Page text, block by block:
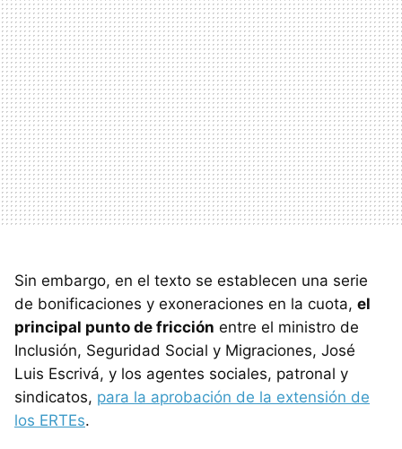
Sin embargo, en el texto se establecen una serie
de bonificaciones y exoneraciones en la cuota, el
principal punto de fricción entre el ministro de
Inclusión, Seguridad Social y Migraciones, José
Luis Escrivá, y los agentes sociales, patronal y
sindicatos, para la aprobación de la extensión de
los ERTEs.